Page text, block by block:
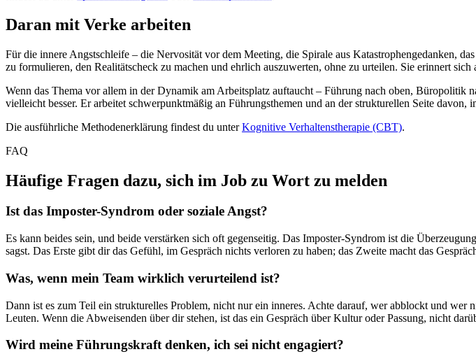
Daran mit Verke arbeiten
Für die innere Angstschleife – die Nervosität vor dem Meeting, die Spirale aus Katastrophengedanken,
zu formulieren, den Realitätscheck zu machen und ehrlich auszuwerten, ohne zu urteilen. Sie erinnert
Wenn das Thema vor allem in der Dynamik am Arbeitsplatz auftaucht – Führung nach oben, Büropolitik
vielleicht besser. Er arbeitet schwerpunktmäßig an Führungsthemen und an der strukturellen Seite
Die ausführliche Methodenerklärung findest du unterKognitive Verhaltenstherapie (CBT).
FAQ
Häufige Fragen dazu, sich im Job zu Wort zu melden
Ist das Imposter-Syndrom oder soziale Angst?
Es kann beides sein, und beide verstärken sich oft gegenseitig. Das Imposter-Syndrom ist die
sagst. Das Erste gibt dir das Gefühl, im Gespräch nichts verloren zu haben; das Zweite macht das
Was, wenn mein Team wirklich verurteilend ist?
Dann ist es zum Teil ein strukturelles Problem, nicht nur ein inneres. Achte darauf, wer abblockt und wer
Leuten. Wenn die Abweisenden über dir stehen, ist das ein Gespräch über Kultur oder Passung, nicht
Wird meine Führungskraft denken, ich sei nicht engagiert?